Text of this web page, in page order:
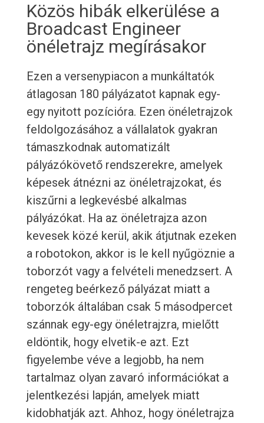
Közös hibák elkerülése a
Broadcast Engineer
önéletrajz megírásakor
Ezen a versenypiacon a munkáltatók
átlagosan 180 pályázatot kapnak egy-
egy nyitott pozícióra. Ezen önéletrajzok
feldolgozásához a vállalatok gyakran
támaszkodnak automatizált
pályázókövető rendszerekre, amelyek
képesek átnézni az önéletrajzokat, és
kiszűrni a legkevésbé alkalmas
pályázókat. Ha az önéletrajza azon
kevesek közé kerül, akik átjutnak ezeken
a robotokon, akkor is le kell nyűgöznie a
toborzót vagy a felvételi menedzsert. A
rengeteg beérkező pályázat miatt a
toborzók általában csak 5 másodpercet
szánnak egy-egy önéletrajzra, mielőtt
eldöntik, hogy elvetik-e azt. Ezt
figyelembe véve a legjobb, ha nem
tartalmaz olyan zavaró információkat a
jelentkezési lapján, amelyek miatt
kidobhatják azt. Ahhoz, hogy önéletrajza